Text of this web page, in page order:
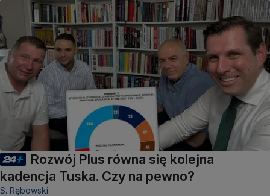
Rozwój Plus równa się kolejna
kadencja Tuska. Czy na pewno?
S. Rębowski